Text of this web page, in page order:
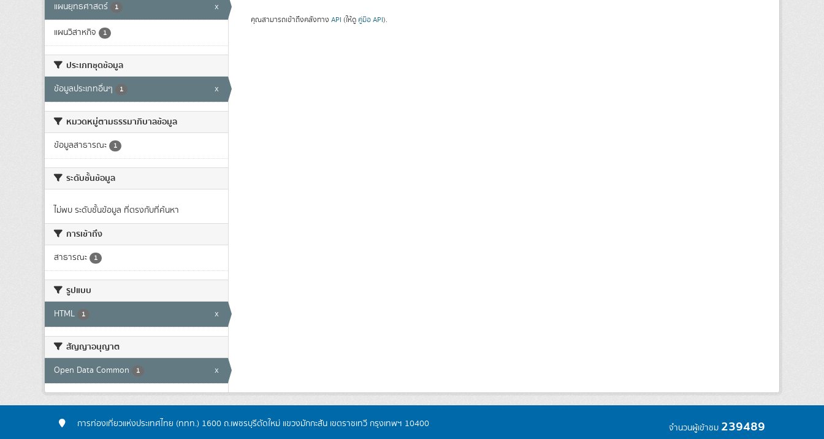
แผนยุทธศาสตร์ 1 x
แผนวิสาหกิจ 1
ประเภทชุดข้อมูล
ข้อมูลประเภทอื่นๆ 1 x
หมวดหมู่ตามธรรมาภิบาลข้อมูล
ข้อมูลสาธารณะ 1
ระดับชั้นข้อมูล
ไม่พบ ระดับชั้นข้อมูล ที่ตรงกับที่ค้นหา
การเข้าถึง
สาธารณะ 1
รูปแบบ
HTML 1 x
สัญญาอนุญาต
Open Data Common 1 x
คุณสามารถเข้าถึงคลังทาง API (ให้ดู คู่มือ API).
การท่องเที่ยวแห่งประเทศไทย (ททท.) 1600 ถ.เพชรบุรีตัดใหม่ แขวงมักกะสัน เขตราชเทวี กรุงเทพฯ 10400 จำนวนผู้เข้าชม 239489